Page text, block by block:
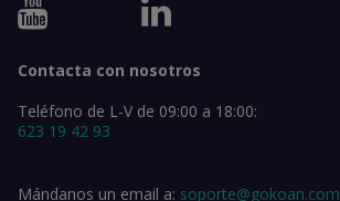
Contacta con nosotros
Teléfono de L-V de 09:00 a 18:00:
623 19 42 93
Mándanos un email a: soporte@gokoan.com